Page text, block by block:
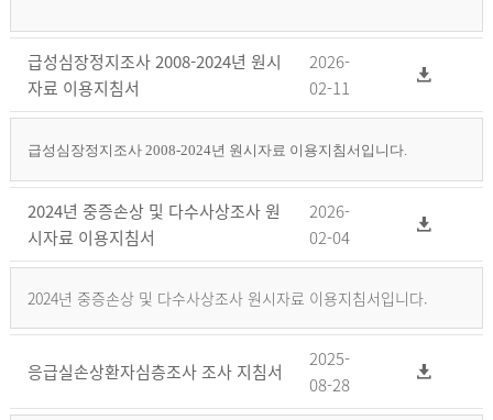
급성심장정지조사 2008-2024년 원시
자료 이용지침서
2026-
02-11
급성심장정지조사 2008-2024년 원시자료 이용지침서입니다.
2024년 중증손상 및 다수사상조사 원
시자료 이용지침서
2026-
02-04
2024년 중증손상 및 다수사상조사 원시자료 이용지침서입니다.
응급실손상환자심층조사 조사 지침서
2025-
08-28